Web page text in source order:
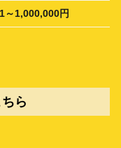
～1,000,000円
ら